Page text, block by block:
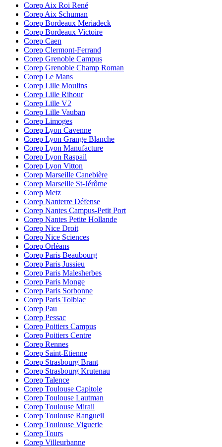
Corep Aix Roi René
Corep Aix Schuman
Corep Bordeaux Meriadeck
Corep Bordeaux Victoire
Corep Caen
Corep Clermont-Ferrand
Corep Grenoble Campus
Corep Grenoble Champ Roman
Corep Le Mans
Corep Lille Moulins
Corep Lille Rihour
Corep Lille V2
Corep Lille Vauban
Corep Limoges
Corep Lyon Cavenne
Corep Lyon Grange Blanche
Corep Lyon Manufacture
Corep Lyon Raspail
Corep Lyon Vitton
Corep Marseille Canebière
Corep Marseille St-Jérôme
Corep Metz
Corep Nanterre Défense
Corep Nantes Campus-Petit Port
Corep Nantes Petite Hollande
Corep Nice Droit
Corep Nice Sciences
Corep Orléans
Corep Paris Beaubourg
Corep Paris Jussieu
Corep Paris Malesherbes
Corep Paris Monge
Corep Paris Sorbonne
Corep Paris Tolbiac
Corep Pau
Corep Pessac
Corep Poitiers Campus
Corep Poitiers Centre
Corep Rennes
Corep Saint-Etienne
Corep Strasbourg Brant
Corep Strasbourg Krutenau
Corep Talence
Corep Toulouse Capitole
Corep Toulouse Lautman
Corep Toulouse Mirail
Corep Toulouse Rangueil
Corep Toulouse Viguerie
Corep Tours
Corep Villeurbanne